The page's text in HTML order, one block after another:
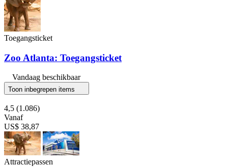
Toegangsticket
Zoo Atlanta: Toegangsticket
Vandaag beschikbaar
Toon inbegrepen items
4,5 (1.086)
Vanaf
US$ 38,87
Attractiepassen